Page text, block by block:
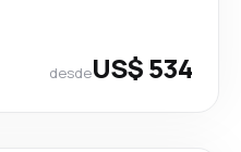
desdeUS$ 534